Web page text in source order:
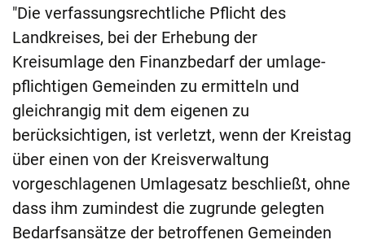
"Die verfassungs­rechtliche Pflicht des
Landkreises, bei der Erhebung der
Kreisumlage den Finanzbedarf der umlage­
pflichtigen Gemeinden zu ermitteln und
gleichrangig mit dem eigenen zu
berücksichtigen, ist verletzt, wenn der Kreistag
über einen von der Kreisverwaltung
vorgeschlagenen Umlagesatz beschließt, ohne
dass ihm zumindest die zugrunde gelegten
Bedarfsansätze der betroffenen Gemeinden